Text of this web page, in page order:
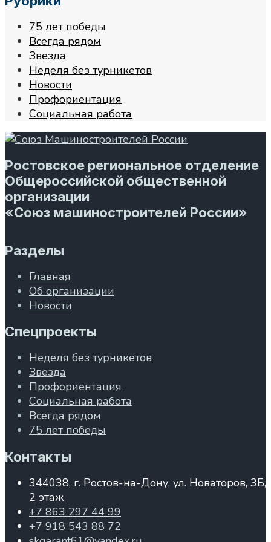
75 лет победы
Всегда рядом
Звезда
Неделя без турникетов
Новости
Профориентация
Социальная работа
Ростовское региональное отделение
Общероссийской общественной
организации
«Союз машиностроителей России»
Разделы
Главная
Об организации
Новости
Спецпроекты
Неделя без турникетов
Звезда
Профориентация
Социальная работа
Всегда рядом
75 лет победы
Контакты
344038, г. Ростов-на-Дону, ул. Новаторов, 3Б,
2 этаж
+7 863 297 44 99
+7 918 543 88 72